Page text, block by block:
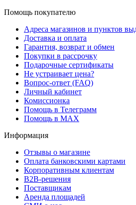
Помощь покупателю
Адреса магазинов и пунктов
Доставка и оплата
Гарантия, возврат и обмен
Покупки в рассрочку
Подарочные сертификаты
Не устраивает цена?
Вопрос-ответ (FAQ)
Личный кабинет
Комиссионка
Помощь в Телеграмм
Помощь в MAX
Информация
Отзывы о магазине
Оплата банковскими картами
Корпоративным клиентам
B2B-решения
Поставщикам
Аренда площадей